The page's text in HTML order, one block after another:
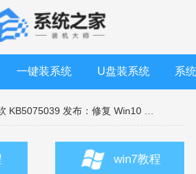
一键装系统 U盘装系统 系
win7教程